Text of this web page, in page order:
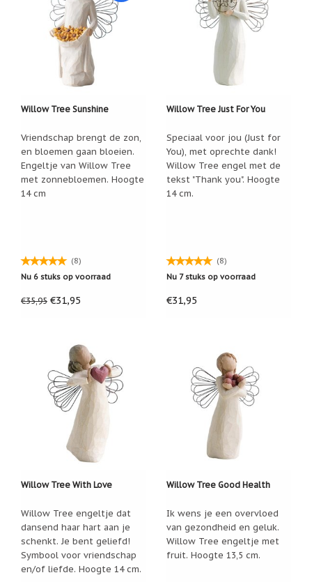
Willow Tree Sunshine
Vriendschap brengt de zon,
en bloemen gaan bloeien.
Engeltje van Willow Tree
met zonnebloemen. Hoogte
14 cm
(8)
Nu 6 stuks op voorraad
€35,95 €31,95
Willow Tree Just For You
Speciaal voor jou (Just for
You), met oprechte dank!
Willow Tree engel met de
tekst "Thank you". Hoogte
14 cm.
(8)
Nu 7 stuks op voorraad
€31,95
Willow Tree With Love
Willow Tree engeltje dat
dansend haar hart aan je
schenkt. Je bent geliefd!
Symbool voor vriendschap
en/of liefde. Hoogte 14 cm.
Willow Tree Good Health
Ik wens je een overvloed
van gezondheid en geluk.
Willow Tree engeltje met
fruit. Hoogte 13,5 cm.